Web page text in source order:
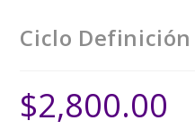
Ciclo
$2,800.00